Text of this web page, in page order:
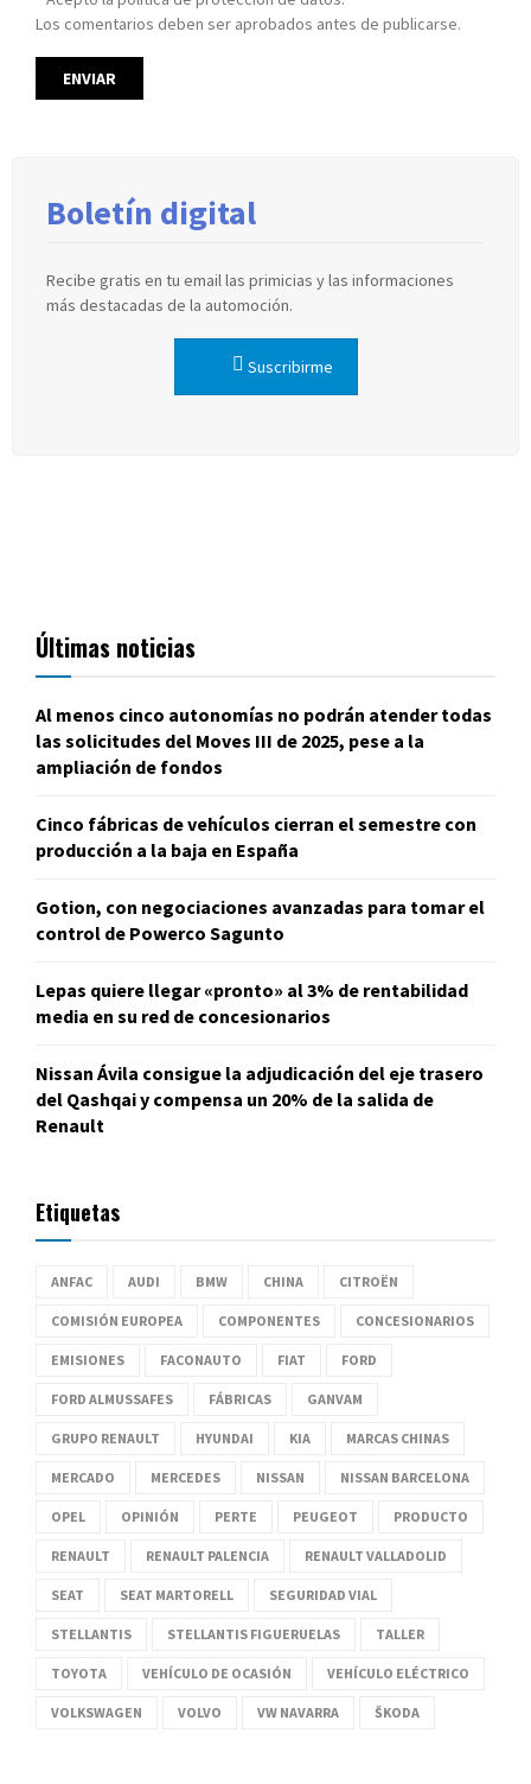
Los comentarios deben ser aprobados antes de publicarse.
Boletín digital
Recibe gratis en tu email las primicias y las informaciones
más destacadas de la automoción.
Suscribirme
Últimas noticias
Al menos cinco autonomías no podrán atender todas
las solicitudes del Moves III de 2025, pese a la
ampliación de fondos
Cinco fábricas de vehículos cierran el semestre con
producción a la baja en España
Gotion, con negociaciones avanzadas para tomar el
control de Powerco Sagunto
Lepas quiere llegar «pronto» al 3% de rentabilidad
media en su red de concesionarios
Nissan Ávila consigue la adjudicación del eje trasero
del Qashqai y compensa un 20% de la salida de
Renault
Etiquetas
ANFAC AUDI BMW CHINA CITROËN
COMISIÓN EUROPEA COMPONENTES CONCESIONARIOS
EMISIONES FACONAUTO FIAT FORD
FORD ALMUSSAFES FÁBRICAS GANVAM
GRUPO RENAULT HYUNDAI KIA MARCAS CHINAS
MERCADO MERCEDES NISSAN NISSAN BARCELONA
OPEL OPINIÓN PERTE PEUGEOT PRODUCTO
RENAULT RENAULT PALENCIA RENAULT VALLADOLID
SEAT SEAT MARTORELL SEGURIDAD VIAL
STELLANTIS STELLANTIS FIGUERUELAS TALLER
TOYOTA VEHÍCULO DE OCASIÓN VEHÍCULO ELÉCTRICO
VOLKSWAGEN VOLVO VW NAVARRA ŠKODA